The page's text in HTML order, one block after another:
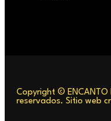
Copyright © ENCANTO
reservados. Sitio web